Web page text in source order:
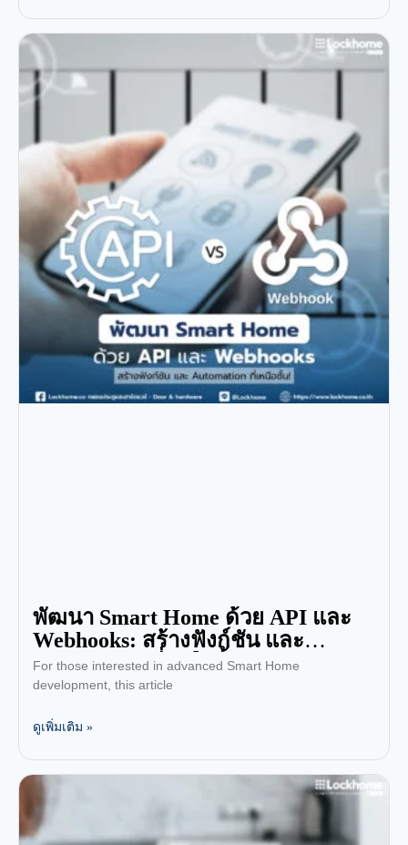
พัฒนา Smart Home ด้วย API และ
Webhooks: สร้างฟังก์ชัน และ
Automation ที่เหนือชั้น!
For those interested in advanced Smart Home
development, this article
ดูเพิ่มเติม »